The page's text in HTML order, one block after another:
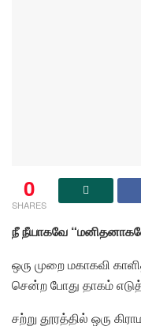
0
SHARES
நீ நீயாகவே
ஒரு முறை மகாகவி
சென்ற போது தாகம்
சற்று தூரத்தில் ஒரு